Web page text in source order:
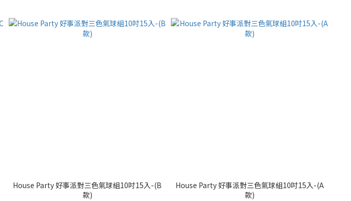
House Party 好事派對三色氣球組10吋15入-(B
款)
House Party 好事派對三色氣球組10吋15入-(A
款)